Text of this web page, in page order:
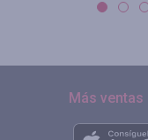
Más ventas